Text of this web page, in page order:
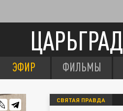
ЦАРЬГРАД
ЭФИР ФИЛЬМЫ
СВЯТАЯ ПРАВДА